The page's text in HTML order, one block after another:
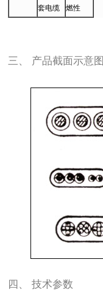
套电缆
燃性
三、 产品截面示意图
四、 技术参数